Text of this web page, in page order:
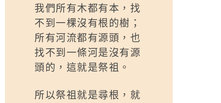
我們所有木都有本，找
不到一棵沒有根的樹；
所有河流都有源頭，也
找不到一條河是沒有源
頭的，這就是祭祖。
所以祭祖就是尋根，就